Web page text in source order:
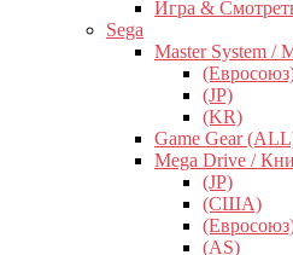
Игра &
Sega
Master System /
(JP)
(KR)
Game Gear
Mega Drive /
(JP)
(США)
(AS)